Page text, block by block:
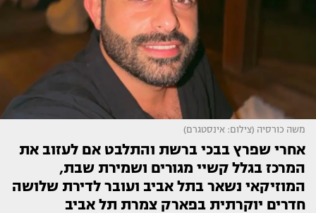
משה כורסיה (צילום: אינסטגרם)
אחרי שפרץ בבכי ברשת והתלבט אם לעזוב את
המרכז בגלל קשיי מגורים ושמירת שבת,
המוזיקאי נשאר בתל אביב ועובר לדירת שלושה
חדרים יוקרתית בפארק צמרת תל אביב